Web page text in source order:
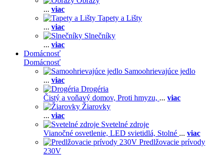
... viac
Tapety a Lišty
... viac
Slnečníky
... viac
Domácnosť
Domácnosť
Samoohrievajúce jedlo
... viac
Drogéria
Čistý a voňavý domov, Proti hmyzu, ... viac
Žiarovky
... viac
Svetelné zdroje
Vianočné osvetlenie, LED svietidlá, Stolné ... viac
Predlžovacie prívody
230V